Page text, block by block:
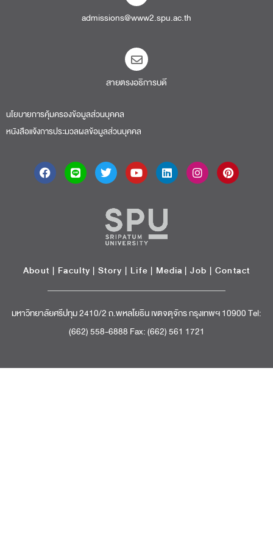
admissions@www2.spu.ac.th
สายตรงอธิการบดี​
นโยบายการคุ้มครองข้อมูลส่วนบุคคล
หนังสือแจ้งการประมวลผลข้อมูลส่วนบุคคล
About | Faculty | Story | Life | Media |Job | Contact
มหาวิทยาลัยศรีปทุม 2410/2 ถ.พหลโยธิน เขตจตุจักร กรุงเทพฯ 10900 Tel:
(662) 558-6888 Fax: (662) 561 1721